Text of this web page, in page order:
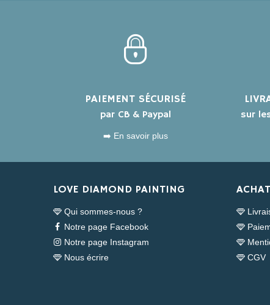
PAIEMENT SÉCURISÉ
par CB & Paypal
➡️ En savoir plus
sur
LOVE DIAMOND PAINTING
Qui sommes-nous ?
Notre page Facebook
Notre page Instagram
Nous écrire
CGV